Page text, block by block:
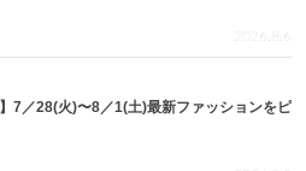
2026.8.6
】7／28(火)〜8／1(土)最新ファッションをピ